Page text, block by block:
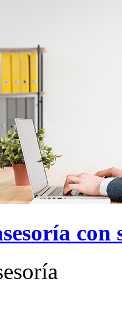
con